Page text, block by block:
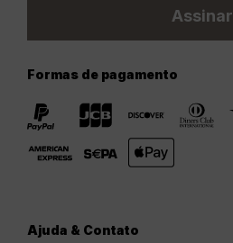
Assinar
Formas de pagamento
Ajuda & Contato